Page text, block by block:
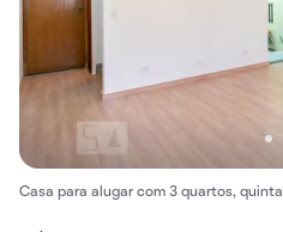
Casa para alugar com 3 quartos,